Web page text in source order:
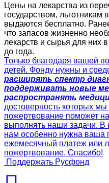
Цены на лекарства из
государством,
выдаются бесплатно.
что запасов жизненно
лекарств и сырья для них
до года.
Только благодаря вашей
детей. Фонду нужны и
расширять спектр
поддерживать новые
распространять
достоверность которых
пожертвование поможет
выполнять наши задачи.
нам особенно нужна ваша
ежемесячный платеж или
пожертвование. Спасибо!
Поддержать Русфонд